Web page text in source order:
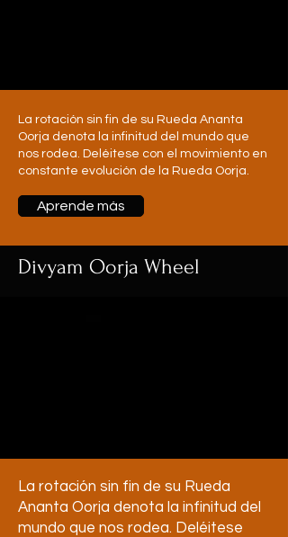
La rotación sin fin de su Rueda Ananta
Oorja denota la infinitud del mundo que
nos rodea. Deléitese con el movimiento en
constante evolución de la Rueda Oorja.
Aprende más
Divyam Oorja Wheel
La rotación sin fin de su Rueda
Ananta Oorja denota la infinitud del
mundo que nos rodea. Deléitese